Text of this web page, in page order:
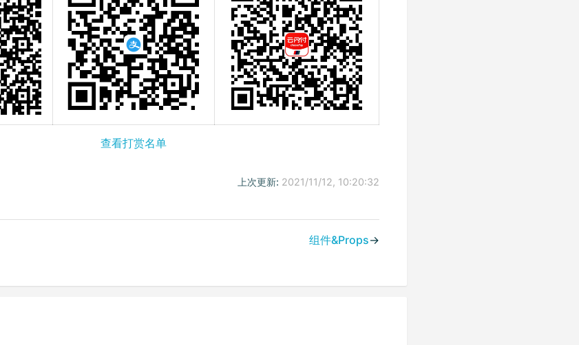
查看打赏名单
上次更新: 2021/11/12, 10:20:32
组件&Props→